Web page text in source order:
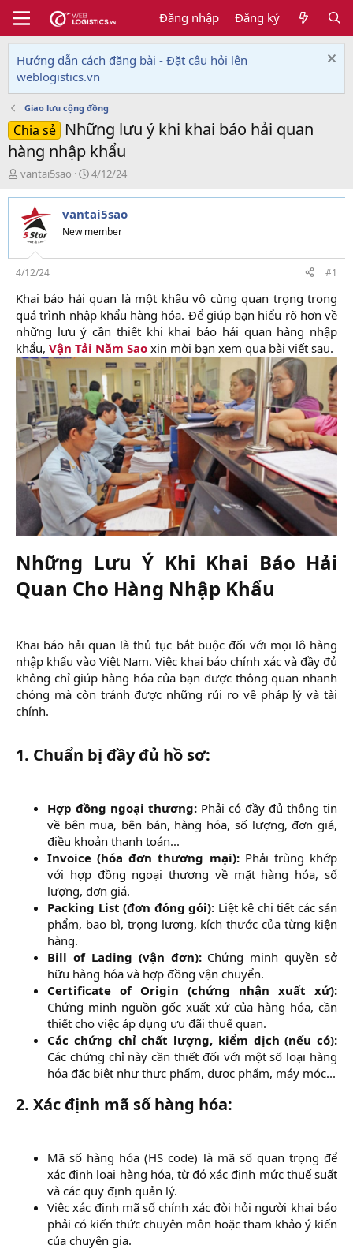
Đăng nhập Đăng ký
Hướng dẫn cách đăng bài - Đặt câu hỏi lên
weblogistics.vn
Giao lưu cộng đồng
Chia sẻ
Những lưu ý khi khai báo hải quan
hàng nhập khẩu
T
h
r
e
a
s
t
a
r
t
e
r
vantai5sao
N
g
à
y
g
i
4/12/24
vantai5sao
New member
4/12/24 #1
Khai báo hải quan là một khâu vô cùng quan trọng trong
quá trình nhập khẩu hàng hóa. Để giúp bạn hiểu rõ hơn về
những lưu ý cần thiết khi khai báo hải quan hàng nhập
khẩu, Vận Tải Năm Sao xin mời bạn xem qua bài viết sau.​
Những Lưu Ý Khi Khai Báo Hải
Quan Cho Hàng Nhập Khẩu​
Khai báo hải quan là thủ tục bắt buộc đối với mọi lô hàng
nhập khẩu vào Việt Nam. Việc khai báo chính xác và đầy đủ
không chỉ giúp hàng hóa của bạn được thông quan nhanh
chóng mà còn tránh được những rủi ro về pháp lý và tài
chính.
1. Chuẩn bị đầy đủ hồ sơ:
Hợp đồng ngoại thương: Phải có đầy đủ thông tin
về bên mua, bên bán, hàng hóa, số lượng, đơn giá,
điều khoản thanh toán...​
Invoice (hóa đơn thương mại):Phải trùng khớp
với hợp đồng ngoại thương về mặt hàng hóa, số
lượng, đơn giá.​
Packing List (đơn đóng gói): Liệt kê chi tiết các sản
phẩm, bao bì, trọng lượng, kích thước của từng kiện
hàng.​
Bill of Lading (vận đơn):Chứng minh quyền sở
hữu hàng hóa và hợp đồng vận chuyển.​
Certificate of Origin (chứng nhận xuất xứ):
Chứng minh nguồn gốc xuất xứ của hàng hóa, cần
thiết cho việc áp dụng ưu đãi thuế quan.​
Các chứng chỉ chất lượng, kiểm dịch (nếu có):
Các chứng chỉ này cần thiết đối với một số loại hàng
hóa đặc biệt như thực phẩm, dược phẩm, máy móc...​
2. Xác định mã số hàng hóa:
Mã số hàng hóa (HS code) là mã số quan trọng để
xác định loại hàng hóa, từ đó xác định mức thuế suất
và các quy định quản lý.​
Việc xác định mã số chính xác đòi hỏi người khai báo
phải có kiến thức chuyên môn hoặc tham khảo ý kiến
của chuyên gia.​